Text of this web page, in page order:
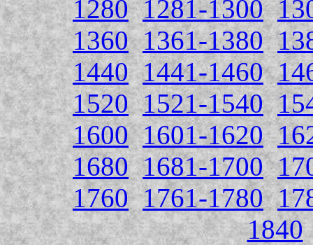
1280 1281-1300
1360 1361-1380
1440 1441-1460
1520 1521-1540
1600 1601-1620
1680 1681-1700
1760 1761-1780
1840